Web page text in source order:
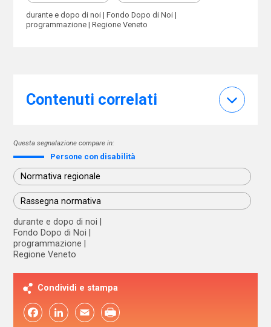
durante e dopo di noi
Fondo Dopo di Noi
programmazione
Regione Veneto
Contenuti correlati
Questa segnalazione compare in:
Persone con disabilità
Normativa regionale
Rassegna normativa
durante e dopo di noi
Fondo Dopo di Noi
programmazione
Regione Veneto
Condividi e stampa
FacebookLinkedIn Email